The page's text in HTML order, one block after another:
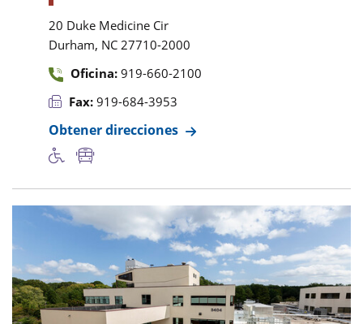
20 Duke Medicine Cir
Durham, NC 27710-2000
Oficina: 919-660-2100
Fax: 919-684-3953
Obtener direcciones